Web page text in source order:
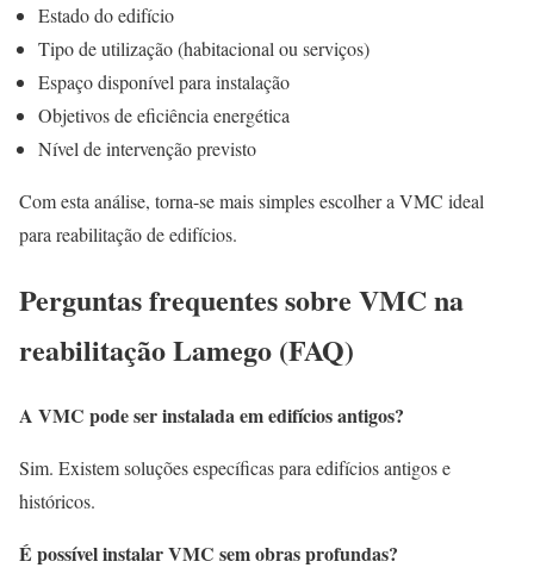
Estado do edifício
Tipo de utilização (habitacional ou serviços)
Espaço disponível para instalação
Objetivos de eficiência energética
Nível de intervenção previsto
Com esta análise, torna-se mais simples escolher a VMC ideal
para reabilitação de edifícios.
Perguntas frequentes sobre VMC na
reabilitação Lamego (FAQ)
A VMC pode ser instalada em edifícios antigos?
Sim. Existem soluções específicas para edifícios antigos e
históricos.
É possível instalar VMC sem obras profundas?